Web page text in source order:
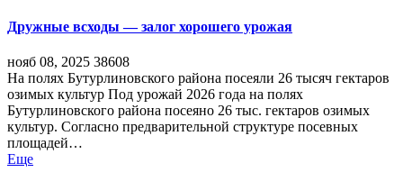
Дружные всходы — залог хорошего урожая
нояб 08, 2025 38608
На полях Бутурлиновского района посеяли 26 тысяч гектаров
озимых культур Под урожай 2026 года на полях
Бутурлиновского района посеяно 26 тыс. гектаров озимых
культур. Согласно предварительной структуре посевных
площадей…
Еще